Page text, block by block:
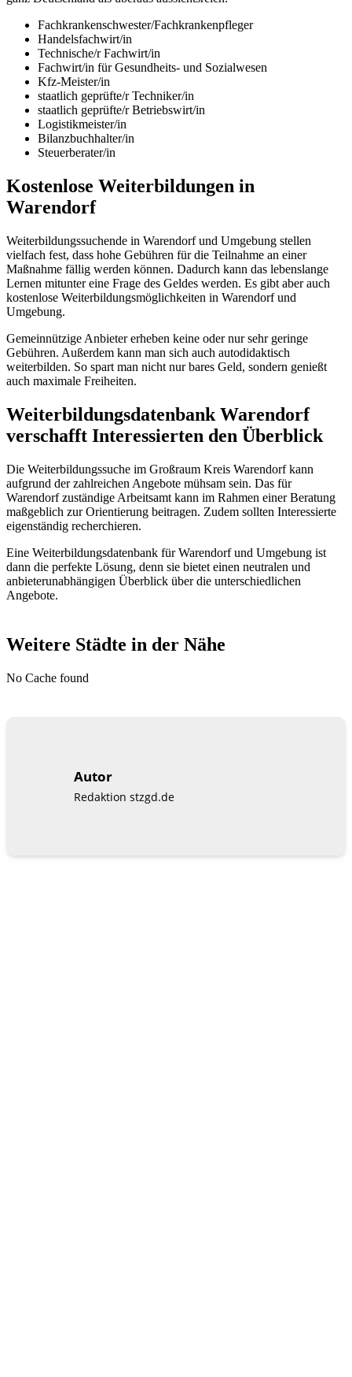
Fachkrankenschwester/Fachkrankenpfleger
Handelsfachwirt/in
Technische/r Fachwirt/in
Fachwirt/in für Gesundheits- und Sozialwesen
Kfz-Meister/in
staatlich geprüfte/r Techniker/in
staatlich geprüfte/r Betriebswirt/in
Logistikmeister/in
Bilanzbuchhalter/in
Steuerberater/in
Kostenlose Weiterbildungen in
Warendorf
Weiterbildungssuchende in Warendorf und Umgebung stellen
vielfach fest, dass hohe Gebühren für die Teilnahme an einer
Maßnahme fällig werden können. Dadurch kann das lebenslange
Lernen mitunter eine Frage des Geldes werden. Es gibt aber auch
kostenlose Weiterbildungsmöglichkeiten in Warendorf und
Umgebung.
Gemeinnützige Anbieter erheben keine oder nur sehr geringe
Gebühren. Außerdem kann man sich auch autodidaktisch
weiterbilden. So spart man nicht nur bares Geld, sondern genießt
auch maximale Freiheiten.
Weiterbildungsdatenbank Warendorf
verschafft Interessierten den Überblick
Die Weiterbildungssuche im Großraum Kreis Warendorf kann
aufgrund der zahlreichen Angebote mühsam sein. Das für
Warendorf zuständige Arbeitsamt kann im Rahmen einer Beratung
maßgeblich zur Orientierung beitragen. Zudem sollten Interessierte
eigenständig recherchieren.
Eine Weiterbildungsdatenbank für Warendorf und Umgebung ist
dann die perfekte Lösung, denn sie bietet einen neutralen und
anbieterunabhängigen Überblick über die unterschiedlichen
Angebote.
Weitere Städte in der Nähe
No Cache found
Autor
Redaktion stzgd.de